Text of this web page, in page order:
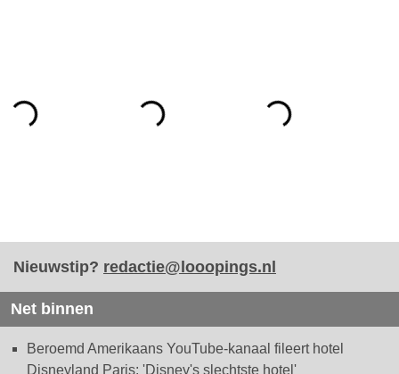
Nieuwstip? redactie@looopings.nl
Net binnen
Beroemd Amerikaans YouTube-kanaal fileert hotel
Disneyland Paris: 'Disney's slechtste hotel'